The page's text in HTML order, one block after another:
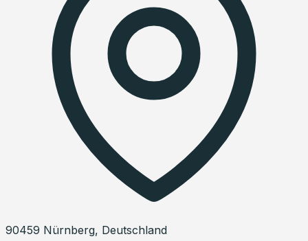
90459 Nürnberg, Deutschland